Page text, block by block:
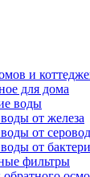
и
для дома
воды
от железа
от
от
фильтры